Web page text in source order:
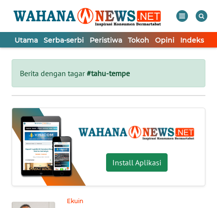
Utama Serba-serbi Peristiwa Tokoh Opini Indeks
Berita dengan tagar#tahu-tempe
Install Aplikasi
Ekuin
Tutup
UTAMA
SERBA-
SERBI
PERISTIWA
TOKOH